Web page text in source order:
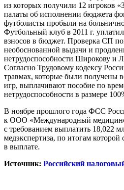
из которых получили 12 игроков
палаты об исполнении бюджета
футболисты пробыли на
Футбольный клуб в 2011 г.
взносов в бюджет. Проверка СП
необоснованной выдачи и
нетрудоспособности Широкову и
Согласно Трудовому кодексу
травмах, которые были получены
игр, выплачивают пособие по
нетрудоспособности в размере
В ноябре прошлого года ФСС
к ООО «Международный
с требованием выплатить 18,022
медэкспертиза, по итогам которой
в выплате.
Источник: Российский